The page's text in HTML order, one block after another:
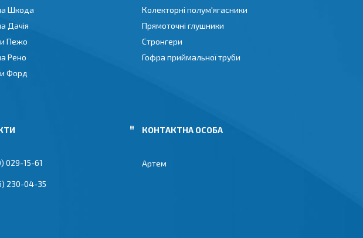
Шкода
Дачія
Пежо
Рено
Форд
Колекторні полум'ягасники
Прямоточні глушники
Стронгери
Гофра приймальної труби
029-15-61
230-04-35
Артем